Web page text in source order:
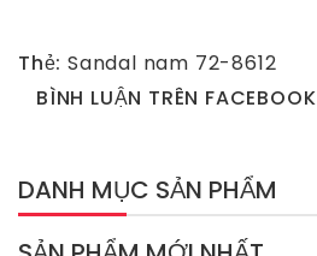
Thẻ: Sandal nam 72-8612
BÌNH LUẬN TRÊN FACEBOOK
DANH MỤC SẢN PHẨM